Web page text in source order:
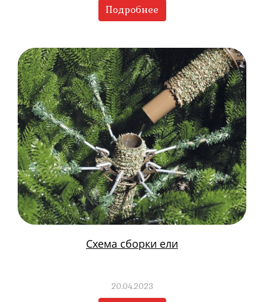
Подробнее
Схема сборки ели
20.04.2023